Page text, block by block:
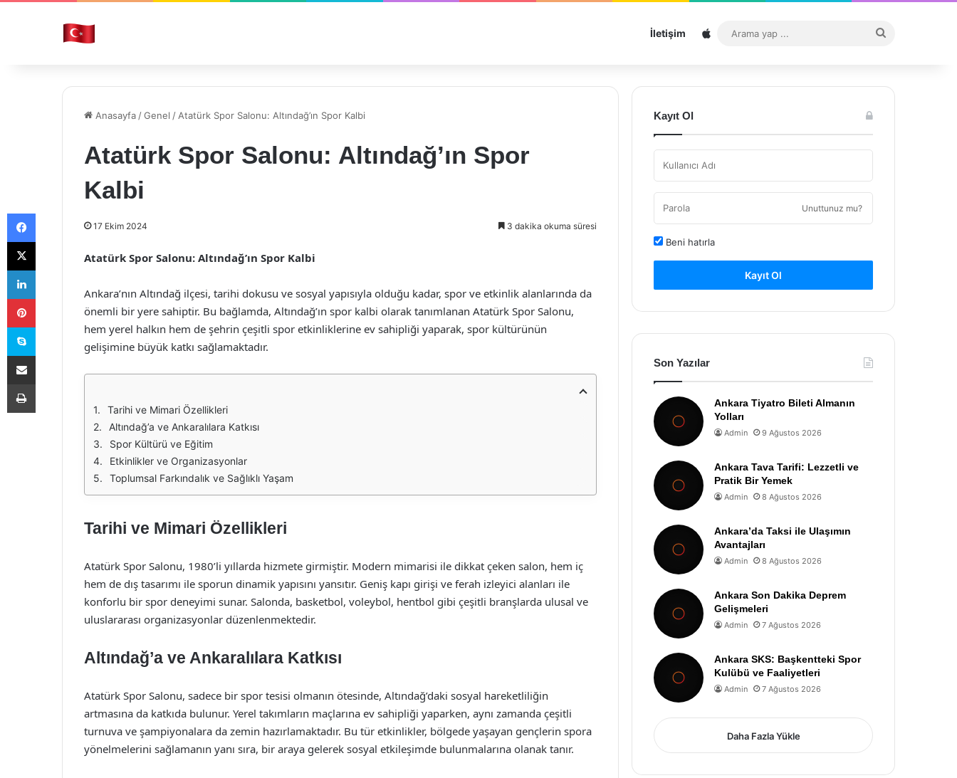
İletişim Sitemap
...
Anasayfa /Genel / Atatürk Spor Salonu: Altındağ’ın Spor Kalbi
Atatürk Spor Salonu: Altındağ’ın Spor
Kalbi
17 Ekim 2024 3 dakika okuma süresi
Atatürk Spor Salonu: Altındağ’ın Spor Kalbi
Ankara’nın Altındağ ilçesi, tarihi dokusu ve sosyal yapısıyla olduğu kadar, spor ve etkinlik alanlarında da
önemli bir yere sahiptir. Bu bağlamda, Altındağ’ın spor kalbi olarak tanımlanan Atatürk Spor Salonu,
hem yerel halkın hem de şehrin çeşitli spor etkinliklerine ev sahipliği yaparak, spor kültürünün
gelişimine büyük katkı sağlamaktadır.
Tarihi ve Mimari Özellikleri
Altındağ’a ve Ankaralılara Katkısı
Spor Kültürü ve Eğitim
Etkinlikler ve Organizasyonlar
Toplumsal Farkındalık ve Sağlıklı Yaşam
Tarihi ve Mimari Özellikleri
Atatürk Spor Salonu, 1980’li yıllarda hizmete girmiştir. Modern mimarisi ile dikkat çeken salon, hem iç
hem de dış tasarımı ile sporun dinamik yapısını yansıtır. Geniş kapı girişi ve ferah izleyici alanları ile
konforlu bir spor deneyimi sunar. Salonda, basketbol, voleybol, hentbol gibi çeşitli branşlarda ulusal ve
uluslararası organizasyonlar düzenlenmektedir.
Altındağ’a ve Ankaralılara Katkısı
Atatürk Spor Salonu, sadece bir spor tesisi olmanın ötesinde, Altındağ’daki sosyal hareketliliğin
artmasına da katkıda bulunur. Yerel takımların maçlarına ev sahipliği yaparken, aynı zamanda çeşitli
turnuva ve şampiyonalara da zemin hazırlamaktadır. Bu tür etkinlikler, bölgede yaşayan gençlerin spora
yönelmelerini sağlamanın yanı sıra, bir araya gelerek sosyal etkileşimde bulunmalarına olanak tanır.
Kayıt Ol
Unuttunuz mu?
Beni hatırla
Kayıt Ol
Son Yazılar
Ankara Tiyatro Bileti Almanın
Yolları
Admin 9 Ağustos 2026
Ankara Tava Tarifi: Lezzetli ve
Pratik Bir Yemek
Admin 8 Ağustos 2026
Ankara’da Taksi ile Ulaşımın
Avantajları
Admin 8 Ağustos 2026
Ankara Son Dakika Deprem
Gelişmeleri
Admin 7 Ağustos 2026
Ankara SKS: Başkentteki Spor
Kulübü ve Faaliyetleri
Admin 7 Ağustos 2026
Daha Fazla Yükle
Facebook
X
LinkedIn
Pinterest
Skype
E-Posta ile paylaş